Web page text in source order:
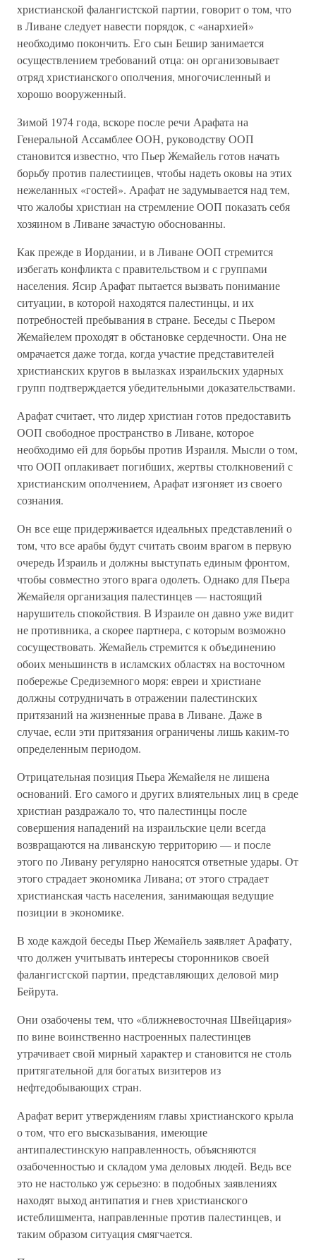
христианской фалангистской партии, говорит о том, что
в Ливане следует навести порядок, с «анархией»
необходимо покончить. Его сын Бешир занимается
осуществлением требований отца: он организовывает
отряд христианского ополчения, многочисленный и
хорошо вооруженный.
Зимой 1974 года, вскоре после речи Арафата на
Генеральной Ассамблее ООН, руководству ООП
становится известно, что Пьер Жемайель готов начать
борьбу против палестиицев, чтобы надеть оковы на этих
нежеланных «гостей». Арафат не задумывается над тем,
что жалобы христиан на стремление ООП показать себя
хозяином в Ливане зачастую обоснованны.
Как прежде в Иордании, и в Ливане ООП стремится
избегать конфликта с правительством и с группами
населения. Ясир Арафат пытается вызвать понимание
ситуации, в которой находятся палестинцы, и их
потребностей пребывания в стране. Беседы с Пьером
Жемайелем проходят в обстановке сердечности. Она не
омрачается даже тогда, когда участие представителей
христианских кругов в вылазках израильских ударных
групп подтверждается убедительными доказательствами.
Арафат считает, что лидер христиан готов предоставить
ООП свободное пространство в Ливане, которое
необходимо ей для борьбы против Израиля. Мысли о том,
что ООП оплакивает погибших, жертвы столкновений с
христианским ополчением, Арафат изгоняет из своего
сознания.
Он все еще придерживается идеальных представлений о
том, что все арабы будут считать своим врагом в первую
очередь Израиль и должны выступать единым фронтом,
чтобы совместно этого врага одолеть. Однако для Пьера
Жемайеля организация палестинцев — настоящий
нарушитель спокойствия. В Израиле он давно уже видит
не противника, а скорее партнера, с которым возможно
сосуществовать. Жемайель стремится к объединению
обоих меньшинств в исламских областях на восточном
побережье Средиземного моря: евреи и христиане
должны сотрудничать в отражении палестинских
притязаний на жизненные права в Ливане. Даже в
случае, если эти притязания ограничены лишь каким-то
определенным периодом.
Отрицательная позиция Пьера Жемайеля не лишена
оснований. Его самого и других влиятельных лиц в среде
христиан раздражало то, что палестинцы после
совершения нападений на израильские цели всегда
возвращаются на ливанскую территорию — и после
этого по Ливану регулярно наносятся ответные удары. От
этого страдает экономика Ливана; от этого страдает
христианская часть населения, занимающая ведущие
позиции в экономике.
В ходе каждой беседы Пьер Жемайель заявляет Арафату,
что должен учитывать интересы сторонников своей
фалангисгской партии, представляющих деловой мир
Бейрута.
Они озабочены тем, что «ближневосточная Швейцария»
по вине воинственно настроенных палестинцев
утрачивает свой мирный характер и становится не столь
притягательной для богатых визитеров из
нефтедобывающих стран.
Арафат верит утверждениям главы христианского крыла
о том, что его высказывания, имеющие
антипалестинскую направленность, объясняются
озабоченностью и складом ума деловых людей. Ведь все
это не настолько уж серьезно: в подобных заявлениях
находят выход антипатия и гнев христианского
истеблишмента, направленные против палестинцев, и
таким образом ситуация смягчается.